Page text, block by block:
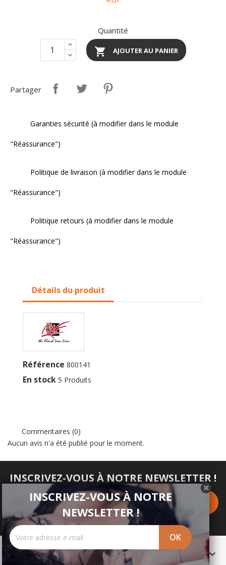
Quantité
 AJOUTER AU PANIER
Partager
Garanties sécurité (à modifier dans le module
"Réassurance")
Politique de livraison (à modifier dans le module
"Réassurance")
Politique retours (à modifier dans le module
"Réassurance")
Détails du produit
Référence 800141
En stock 5 Produits
Commentaires (0)
Aucun avis n'a été publié pour le moment.
INSCRIVEZ-VOUS À NOTRE NEWSLETTER !
INSCRIVEZ-VOUS À NOTRE
NEWSLETTER !
PRODUITS 